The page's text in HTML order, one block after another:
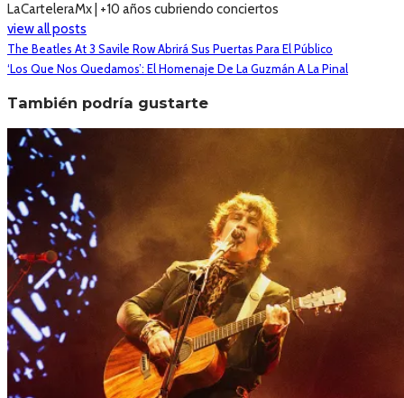
LaCarteleraMx | +10 años cubriendo conciertos
view all posts
The Beatles At 3 Savile Row Abrirá Sus Puertas Para El Público
‘Los Que Nos Quedamos’: El Homenaje De La Guzmán A La Pinal
También podría gustarte